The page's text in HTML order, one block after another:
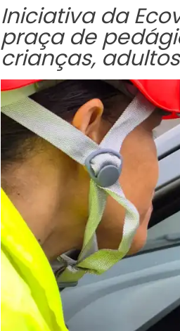
Iniciativa da
praça de
crianças,